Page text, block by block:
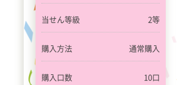
当せん等級 2等
購入方法 通常購入
購入口数 10口